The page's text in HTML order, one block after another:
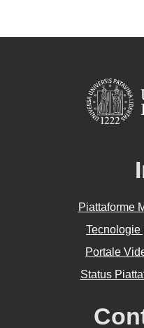
Piattaforme
Tecnologie
Portale
Status